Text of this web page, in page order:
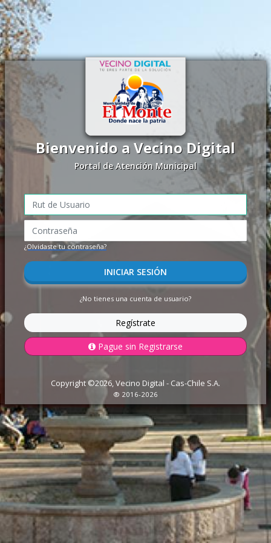
Bienvenido a Vecino Digital
Portal de Atención Municipal
¿Olvidaste tu contraseña?
INICIAR SESIÓN
¿No tienes una cuenta de usuario?
Regístrate
Pague sin Registrarse
Copyright ©2026, Vecino Digital - Cas-Chile S.A.
® 2016-2026